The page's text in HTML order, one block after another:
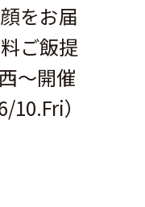
をお届
ご飯提
～開催
）